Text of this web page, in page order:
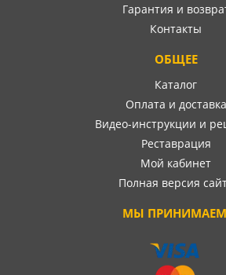
Гарантия и
Контакты
ОБЩЕЕ
Каталог
Оплата и доставка
Видео-инструкции и
Реставрация
Мой кабинет
Полная версия
МЫ